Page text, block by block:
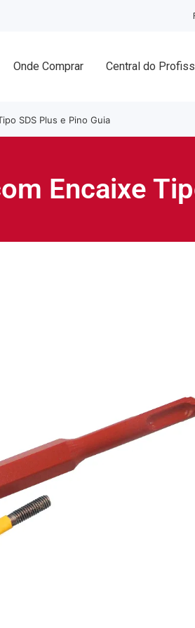
Onde Comprar Central do
SDS Plus e Pino Guia
Encaixe